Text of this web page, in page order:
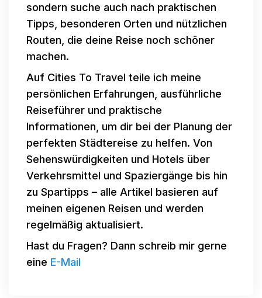
sondern suche auch nach praktischen
Tipps, besonderen Orten und nützlichen
Routen, die deine Reise noch schöner
machen.
Auf Cities To Travel teile ich meine
persönlichen Erfahrungen, ausführliche
Reiseführer und praktische
Informationen, um dir bei der Planung der
perfekten Städtereise zu helfen. Von
Sehenswürdigkeiten und Hotels über
Verkehrsmittel und Spaziergänge bis hin
zu Spartipps – alle Artikel basieren auf
meinen eigenen Reisen und werden
regelmäßig aktualisiert.
Hast du Fragen? Dann schreib mir gerne
eine E-Mail